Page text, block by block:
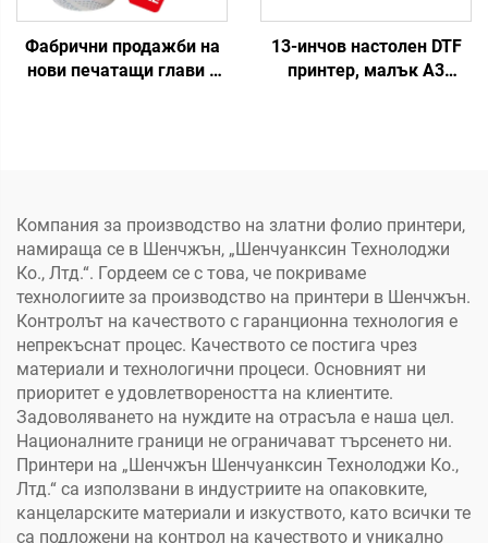
Фабрични продажби на
нови печатащи глави с
13-инчов настолен DTF
принтер, малък A3
Компания за производство на златни фолио принтери,
намираща се в Шенчжън, „Шенчуанксин Технолоджи
Ко., Лтд.“. Гордеем се с това, че покриваме
технологиите за производство на принтери в Шенчжън.
Контролът на качеството с гаранционна технология е
непрекъснат процес. Качеството се постига чрез
материали и технологични процеси. Основният ни
приоритет е удовлетвореността на клиентите.
Задоволяването на нуждите на отрасъла е наша цел.
Националните граници не ограничават търсенето ни.
Принтери на „Шенчжън Шенчуанксин Технолоджи Ко.,
Лтд.“ са използвани в индустриите на опаковките,
канцеларските материали и изкуството, като всички те
са подложени на контрол на качеството и уникално